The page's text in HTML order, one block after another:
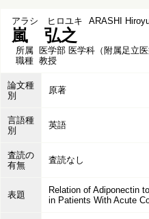
アラシ ヒロユキ ARASHI
嵐 弘之
所属 医学部 医学科（附属足立医
職種 教授
論文種
別
原著
言語種
別
英語
査読の
有無
査読なし
表題
Relation of Adiponectin
in Patients With Acute